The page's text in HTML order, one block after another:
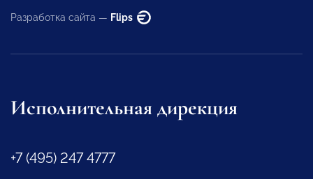
Разработка сайта — Flips
Исполнительная дирекция
+7 (495) 247 4777